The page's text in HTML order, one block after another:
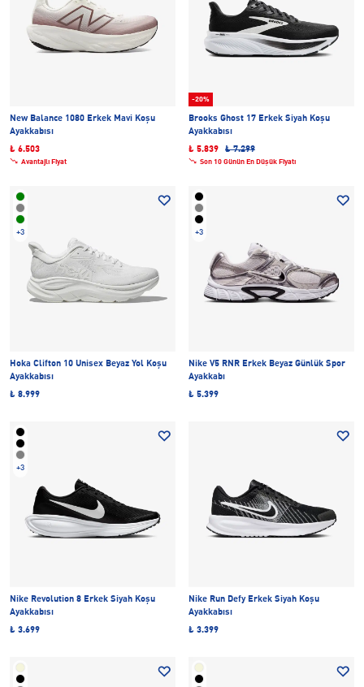
New Balance 1080 Erkek Mavi Koşu
Ayakkabısı
₺ 6.503
Avantajlı Fiyat
-20%
Brooks Ghost 17 Erkek Siyah Koşu
Ayakkabısı
₺ 5.839
₺ 7.299
Son 10 Günün En Düşük Fiyatı
+3
Hoka Clifton 10 Unisex Beyaz Yol Koşu
Ayakkabısı
₺ 8.999
+3
Nike V5 RNR Erkek Beyaz Günlük Spor
Ayakkabı
₺ 5.399
+3
Nike Revolution 8 Erkek Siyah Koşu
Ayakkabısı
₺ 3.699
Nike Run Defy Erkek Siyah Koşu
Ayakkabısı
₺ 3.399